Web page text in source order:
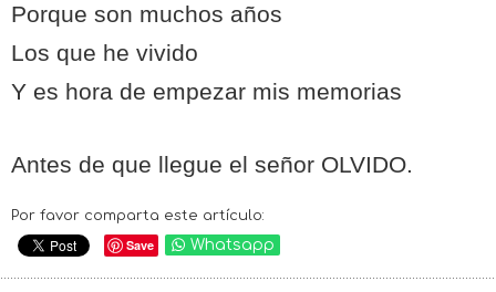
Porque son muchos años
Los que he vivido
Y es hora de empezar mis memorias
Antes de que llegue el señor OLVIDO.
Por favor comparta este artículo:
Save Whatsapp